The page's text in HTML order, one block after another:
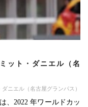
ット・ダニエル（名
ニエル（名古屋グランパス）
、2022 年ワールドカッ